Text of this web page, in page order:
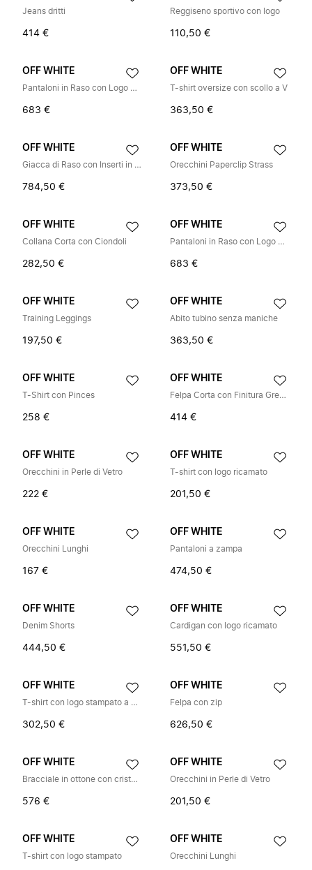
Jeans dritti
414 €
Reggiseno sportivo con logo
110,50 €
OFF WHITE
Pantaloni in Raso con Logo Stampato
683 €
OFF WHITE
T-shirt oversize con scollo a V
363,50 €
OFF WHITE
Giacca di Raso con Inserti in Pizzo
784,50 €
OFF WHITE
Orecchini Paperclip Strass
373,50 €
OFF WHITE
Collana Corta con Ciondoli
282,50 €
OFF WHITE
Pantaloni in Raso con Logo Stampato
683 €
OFF WHITE
Training Leggings
197,50 €
OFF WHITE
Abito tubino senza maniche
363,50 €
OFF WHITE
T-Shirt con Pinces
258 €
OFF WHITE
Felpa Corta con Finitura Grezza
414 €
OFF WHITE
Orecchini in Perle di Vetro
222 €
OFF WHITE
T-shirt con logo ricamato
201,50 €
OFF WHITE
Orecchini Lunghi
167 €
OFF WHITE
Pantaloni a zampa
474,50 €
OFF WHITE
Denim Shorts
444,50 €
OFF WHITE
Cardigan con logo ricamato
551,50 €
OFF WHITE
T-shirt con logo stampato a colori
302,50 €
OFF WHITE
Felpa con zip
626,50 €
OFF WHITE
Bracciale in ottone con cristalli scintillanti
576 €
OFF WHITE
Orecchini in Perle di Vetro
201,50 €
OFF WHITE
T-shirt con logo stampato
OFF WHITE
Orecchini Lunghi